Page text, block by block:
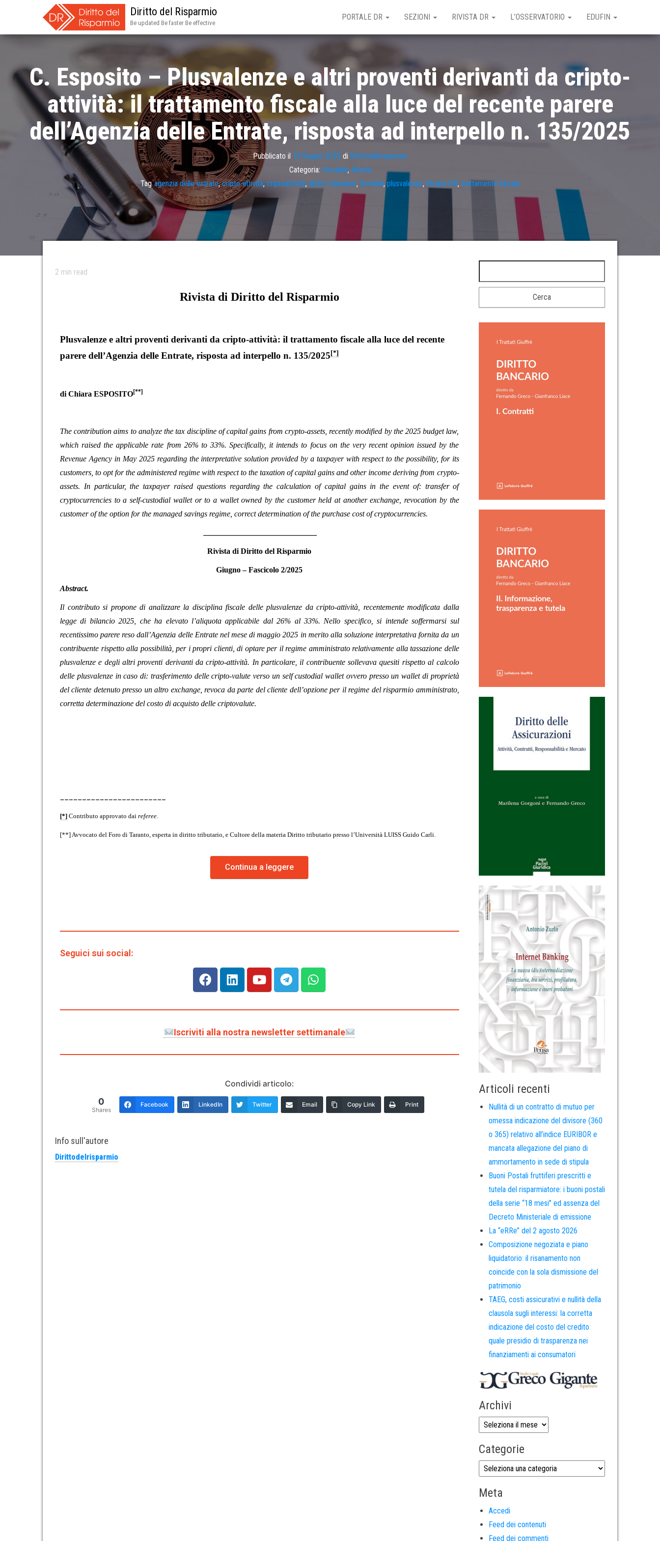
Diritto del Risparmio
Be updated Be faster Be effective
PORTALE DR SEZIONI RIVISTA DR L’OSSERVATORIO EDUFIN
C. Esposito – Plusvalenze e altri proventi derivanti da cripto-
attività: il trattamento fiscale alla luce del recente parere
dell’Agenzia delle Entrate, risposta ad interpello n. 135/2025
Pubblicato il 10 Giugno 2025 di Dirittodelrisparmio
Categoria: Fiscalità, Rivista
Tag agenzia delle entrate,cripto-attività, criptoattività, diritto tributario, fiscalità,plusvalenze, Rivista DR, trattamento fiscale
2 min read
Rivista di Diritto del Risparmio
Plusvalenze e altri proventi derivanti da cripto-attività: il trattamento fiscale alla luce del recente
parere dell’Agenzia delle Entrate, risposta ad interpello n. 135/2025 [*]
di Chiara ESPOSITO[**]
The contribution aims to analyze the tax discipline of capital gains from crypto-assets, recently modified by the 2025 budget law,
which raised the applicable rate from 26% to 33%. Specifically, it intends to focus on the very recent opinion issued by the
Revenue Agency in May 2025 regarding the interpretative solution provided by a taxpayer with respect to the possibility, for its
customers, to opt for the administered regime with respect to the taxation of capital gains and other income deriving from crypto-
assets. In particular, the taxpayer raised questions regarding the calculation of capital gains in the event of: transfer of
cryptocurrencies to a self-custodial wallet or to a wallet owned by the customer held at another exchange, revocation by the
customer of the option for the managed savings regime, correct determination of the purchase cost of cryptocurrencies.
Rivista di Diritto del Risparmio
Giugno –Fascicolo 2/2025
Abstract.
Il contributo si propone di analizzare la disciplina fiscale delle plusvalenze da cripto-attività, recentemente modificata dalla
legge di bilancio 2025, che ha elevato l’aliquota applicabile dal 26% al 33%. Nello specifico, si intende soffermarsi sul
recentissimo parere reso dall’Agenzia delle Entrate nel mese di maggio 2025 in merito alla soluzione interpretativa fornita da un
contribuente rispetto alla possibilità, per i propri clienti, di optare per il regime amministrato relativamente alla tassazione delle
plusvalenze e degli altri proventi derivanti da cripto-attività. In particolare, il contribuente sollevava quesiti rispetto al calcolo
delle plusvalenze in caso di: trasferimento delle cripto-valute verso un self custodial wallet ovvero presso un wallet di proprietà
del cliente detenuto presso un altro exchange, revoca da parte del cliente dell’opzione per il regime del risparmio amministrato,
corretta determinazione del costo di acquisto delle criptovalute.
[*] Contributo approvato dai referee.
[**] Avvocato del Foro di Taranto, esperta in diritto tributario, e Cultore della materia Diritto tributario presso l’Università LUISS Guido Carli.
Continua a leggere
Seguici sui social:
Iscriviti alla nostra newsletter settimanale
Condividi articolo:
0
Shares
Facebook LinkedIn Twitter Email Copy Link Print
Info sull'autore
Dirittodelrisparmio
Articoli recenti
Nullità di un contratto di mutuo per
omessa indicazione del divisore (360
o 365) relativo all’indice EURIBOR e
mancata allegazione del piano di
ammortamento in sede di stipula
Buoni Postali fruttiferi prescritti e
tutela del risparmiatore: i buoni postali
della serie “18 mesi” ed assenza del
Decreto Ministeriale di emissione
La “eRRe” del 2 agosto 2026
Composizione negoziata e piano
liquidatorio: il risanamento non
coincide con la sola dismissione del
patrimonio
TAEG, costi assicurativi e nullità della
clausola sugli interessi: la corretta
indicazione del costo del credito
quale presidio di trasparenza nei
finanziamenti ai consumatori
Archivi
Categorie
Meta
Accedi
Feed dei contenuti
Feed dei commenti